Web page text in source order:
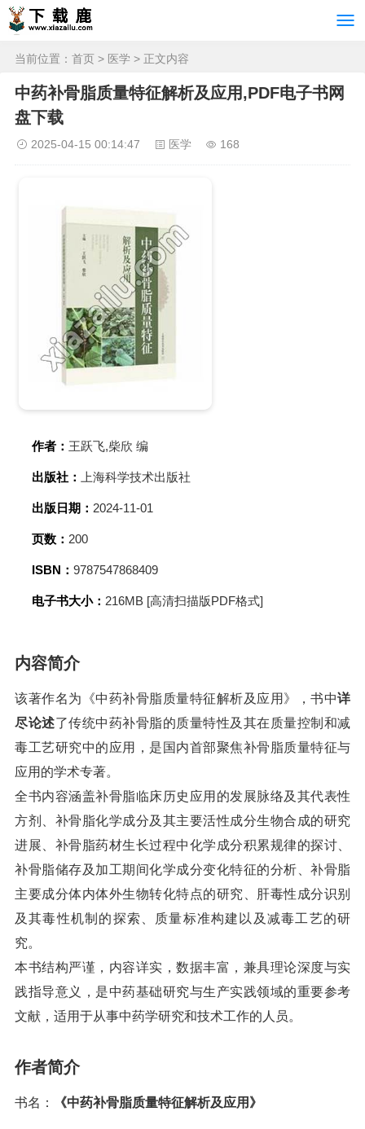
当前位置： 首页 > 医学 > 正文内容
中药补骨脂质量特征解析及应用,PDF电子书网
盘下载
2025-04-15 00:14:47 医学 168
作者： 王跃飞,柴欣 编
出版社： 上海科学技术出版社
出版日期： 2024-11-01
页数： 200
ISBN： 9787547868409
电子书大小： 216MB [高清扫描版PDF格式]
内容简介
该著作名为《中药补骨脂质量特征解析及应用》，书中详
尽论述了传统中药补骨脂的质量特性及其在质量控制和减
毒工艺研究中的应用，是国内首部聚焦补骨脂质量特征与
应用的学术专著。
全书内容涵盖补骨脂临床历史应用的发展脉络及其代表性
方剂、补骨脂化学成分及其主要活性成分生物合成的研究
进展、补骨脂药材生长过程中化学成分积累规律的探讨、
补骨脂储存及加工期间化学成分变化特征的分析、补骨脂
主要成分体内体外生物转化特点的研究、肝毒性成分识别
及其毒性机制的探索、质量标准构建以及减毒工艺的研
究。
本书结构严谨，内容详实，数据丰富，兼具理论深度与实
践指导意义，是中药基础研究与生产实践领域的重要参考
文献，适用于从事中药学研究和技术工作的人员。
作者简介
书名： 《中药补骨脂质量特征解析及应用》